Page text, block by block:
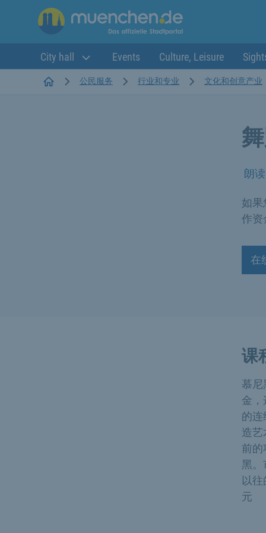
City hall Events Culture, Leisure
Startseite公民服务 行业和专业 文化和创意产业
朗读
如
作资
在
课
慕
金
的
造
前
黑
以
元